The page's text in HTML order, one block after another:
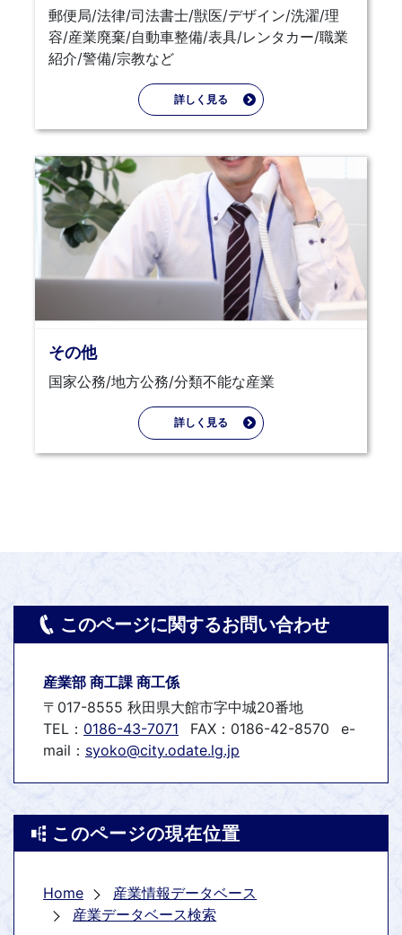
郵便局/法律/司法書士/獣医/デザイン/洗濯/理
容/産業廃棄/自動車整備/表具/レンタカー/職業
紹介/警備/宗教など
詳しく見る
その他
国家公務/地方公務/分類不能な産業
詳しく見る
このページに関するお問い合わせ
産業部 商工課 商工係
〒017-8555 秋田県大館市字中城20番地
TEL： 0186-43-7071 FAX：0186-42-8570
e-
mail： syoko@city.odate.lg.jp
このページの現在位置
Home
産業情報データベース
産業データベース検索